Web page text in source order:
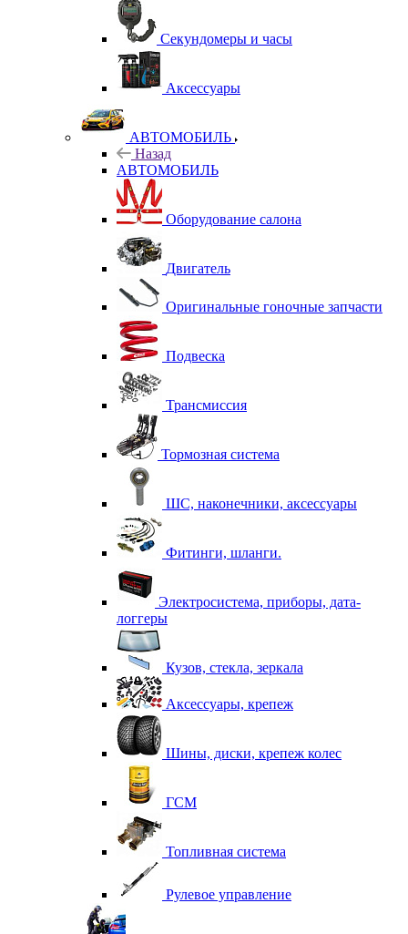
Секундомеры и часы
Аксессуары
АВТОМОБИЛЬ
Назад
АВТОМОБИЛЬ
Оборудование салона
Двигатель
Оригинальные гоночные запчасти
Подвеска
Трансмиссия
Тормозная система
ШС, наконечники, аксессуары
Фитинги, шланги.
Электросистема, приборы, дата-
логгеры
Кузов, стекла, зеркала
Аксессуары, крепеж
Шины, диски, крепеж колес
ГСМ
Топливная система
Рулевое управление